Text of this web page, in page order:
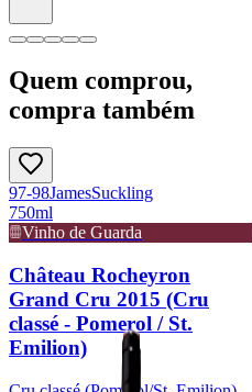
Quem comprou,
compra também
97-98JamesSuckling
750ml
Vinho de Guarda
Château Rocheyron
Grand Cru 2015 (Cru
classé - Pomerol / St.
Emilion)